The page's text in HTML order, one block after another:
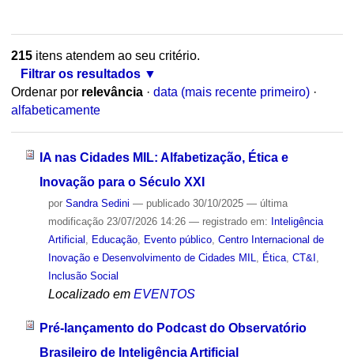
215itens atendem ao seu critério.
Filtrar os resultados
Ordenar por relevância · data (mais recente primeiro) ·
alfabeticamente
IA nas Cidades MIL: Alfabetização, Ética e
Inovação para o Século XXI
por Sandra Sedini — publicado30/10/2025 — última
modificação23/07/2026 14:26 — registrado em: Inteligência
Artificial
Educação, Evento público, Centro Internacional de
Inovação e Desenvolvimento de Cidades MIL
Ética, CT&I
Inclusão Social
Localizado em EVENTOS
Pré-lançamento do Podcast do Observatório
Brasileiro de Inteligência Artificial